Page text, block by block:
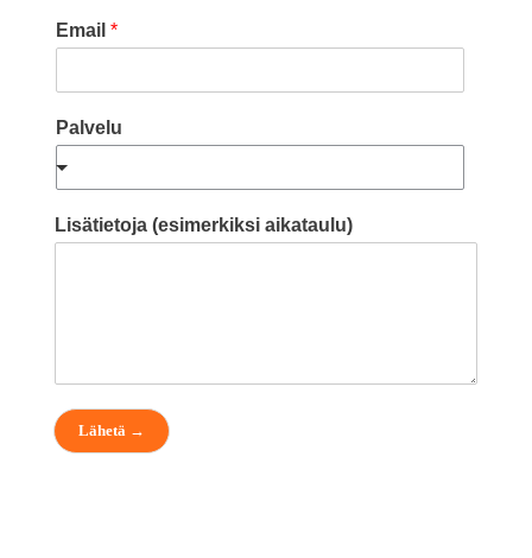
Email *
Palvelu
Lisätietoja (esimerkiksi aikataulu)
Lähetä →